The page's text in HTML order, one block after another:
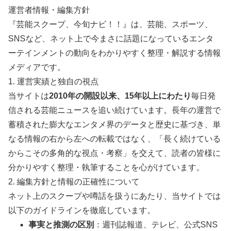
運営者情報・編集方針
『芸能スクープ、今旬ナビ！！』は、芸能、スポーツ、
SNSなど、ネット上で今まさに話題になっているエンタ
ーテインメントの動向をわかりやすく整理・解説する情報
メディアです。
1. 運営実績と独自の視点
当サイトは2010年の開設以来、15年以上にわたり毎日発
信される芸能ニュースを追い続けています。長年の運営で
蓄積された膨大なエンタメ界のデータと歴史に基づき、単
なる情報の右から左への転載ではなく、「長く続けている
からこその多角的な視点・考察」を交えて、読者の皆様に
分かりやすく整理・執筆することを心がけています。
2. 編集方針と情報の正確性について
ネット上のスクープや噂話を扱うにあたり、当サイトでは
以下のガイドラインを徹底しています。
事実と推測の区別 ：週刊誌報道、テレビ、公式SNS